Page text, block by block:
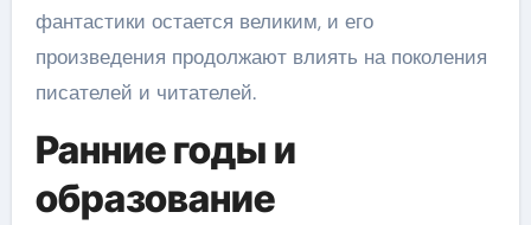
фантастики остается великим, и его
произведения продолжают влиять на поколения
писателей и читателей.
Ранние годы и
образование